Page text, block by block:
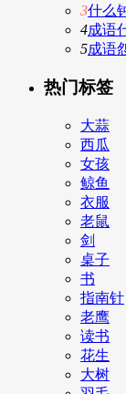
3什么
4成语
5成语
热门标签
大蒜
西瓜
女孩
鲸鱼
衣服
老鼠
剑
桌子
书
指南针
老鹰
读书
花生
大树